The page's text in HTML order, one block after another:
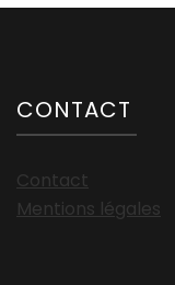
CONTACT
Contact
Mentions légales